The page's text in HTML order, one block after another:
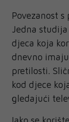
Povezanost s
Jedna
djeca koja
dnevno
pretilosti.
kod djece
gledajući